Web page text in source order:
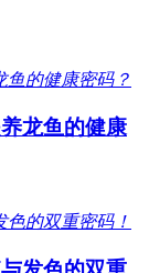
龙鱼的健康